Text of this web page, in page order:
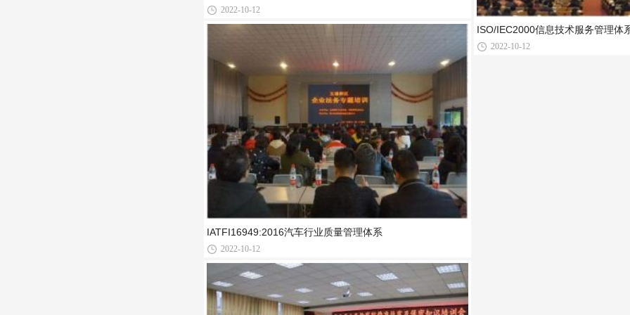
2022-10-12
IATFI16949:2016汽车行业质量管理体系
2022-10-12
ISO/IEC2000信息技术服务管理体
2022-10-12